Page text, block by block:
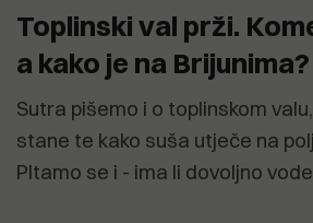
Toplinski val prži.
a kako je na Brijunima?
Sutra pišemo i o toplinskom
stane te kako suša utječe na
PItamo se i - ima li dovoljno